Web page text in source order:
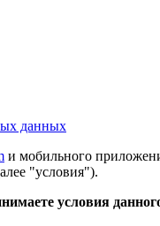
данных
и мобильного
"условия").
условия